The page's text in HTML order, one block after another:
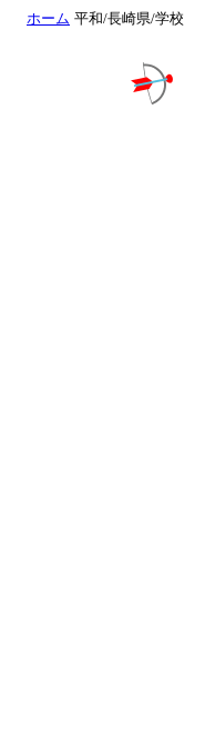
ホーム 平和/長崎県/学校